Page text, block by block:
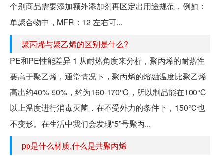
个别商品需要添加额外添加剂再区定出用途规范，例如：
单聚合物中，MFR：12 左右可...
聚丙烯与聚乙烯的区别是什么?
PE和PE性能差异 1 从耐热角度来分析，聚丙烯的耐热性
要高于聚乙烯，通常情况下，聚丙烯的熔融温度比聚乙烯
高出约40%-50%，约为160-170℃，所以制品能在100℃
以上温度进行消毒灭菌，在不受外力的条件下，150℃也
不变形。在生活中我们会发现“5”号聚丙...
pp是什么材质,什么是共聚丙烯